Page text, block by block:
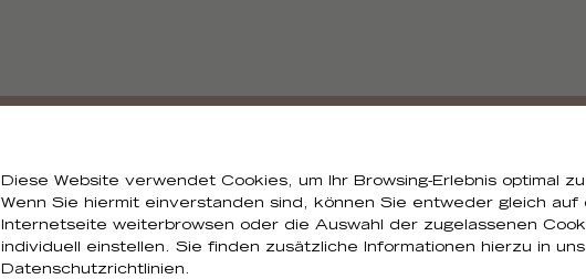
Brauchen Sie alle Bilder?
Sie können alle Visuals der Sammlung herunterladen
Diese Website verwendet Cookies, um Ihr Browsing-Erlebnis optimal
Wenn Sie hiermit einverstanden sind, können Sie entweder gleich auf
Internetseite weiterbrowsen oder die Auswahl der zugelassenen
individuell einstellen. Sie finden zusätzliche Informationen hierzu in
Datenschutzrichtlinien.